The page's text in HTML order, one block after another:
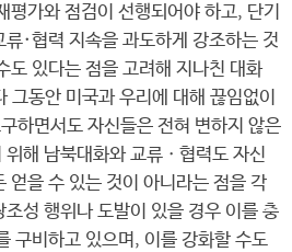
평가와 점검이 선행되어야 하고, 단기
·협력 지속을 과도하게 강조하는 것
도 있다는 점을 고려해 지나친 대화
그동안 미국과 우리에 대해 끊임없이
하면서도 자신들은 전혀 변하지 않은
해 남북대화와 교류ㆍ협력도 자신
얻을 수 있는 것이 아니라는 점을 각
성 행위나 도발이 있을 경우 이를 충
구비하고 있으며, 이를 강화할 수도